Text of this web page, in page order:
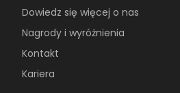
Dowiedz się więcej o nas
Nagrody i wyróżnienia
Kontakt
Kariera